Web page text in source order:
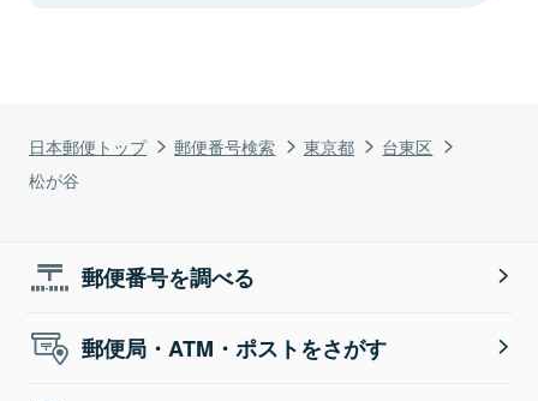
日本郵便トップ 郵便番号検索 東京都
台東区
松が谷
郵便番号を調べる
郵便局・ATM・ポストをさがす